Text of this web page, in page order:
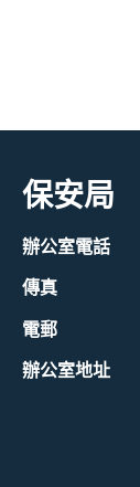
保安局
辦公室電話
傳真
電郵
辦公室地址